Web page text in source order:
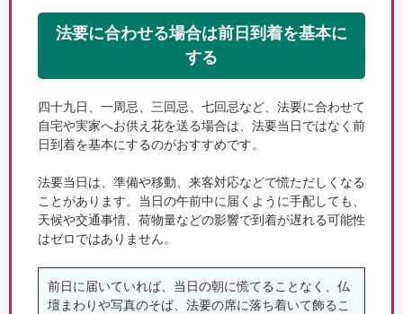
法要に合わせる場合は前日到着を基本に
する
四十九日、一周忌、三回忌、七回忌など、法要に合わせて
自宅や実家へお供え花を送る場合は、法要当日ではなく前
日到着を基本にするのがおすすめです。
法要当日は、準備や移動、来客対応などで慌ただしくなる
ことがあります。当日の午前中に届くように手配しても、
天候や交通事情、荷物量などの影響で到着が遅れる可能性
はゼロではありません。
前日に届いていれば、当日の朝に慌てることなく、仏
壇まわりや写真のそば、法要の席に落ち着いて飾るこ